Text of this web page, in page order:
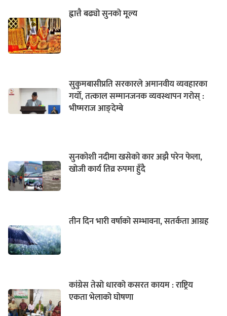
ह्वात्तै बढ्यो सुनको मूल्य
सुकुमबासीप्रति सरकारले अमानवीय व्यवहारका
गर्यो, तत्काल सम्मानजनक व्यवस्थापन गरोस् :
भीष्मराज आङ्देम्बे
सुनकोशी नदीमा खसेको कार अझै परेन फेला,
खोजी कार्य तिव्र रुपमा हुँदै
तीन दिन भारी वर्षाको सम्भावना, सतर्कता आग्रह
कांग्रेस तेस्रो धारको कसरत कायम : राष्ट्रिय
एकता भेलाको घोषणा